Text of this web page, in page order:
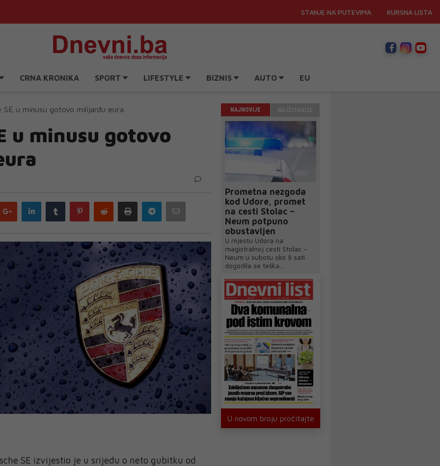
STANJE NA PUTEVIMA KURSNA LISTA
CRNA KRONIKA SPORT LIFESTYLE BIZNIS AUTO EU
SE u minusu gotovo milijardu eura
u minusu gotovo
Google
plus
LinkedIn Tumblr PinterestReddit Print Telegram
SE izvijestio je u srijedu o neto gubitku od
NAJNOVIJE
Prometna nezgoda
kod Udore, promet
na cesti Stolac –
Neum potpuno
obustavljen
U mjestu Udora na
magistralnoj cesti Stolac –
Neum u subotu oko 9 sati
dogodila se teška...
U novom broju pročitajte